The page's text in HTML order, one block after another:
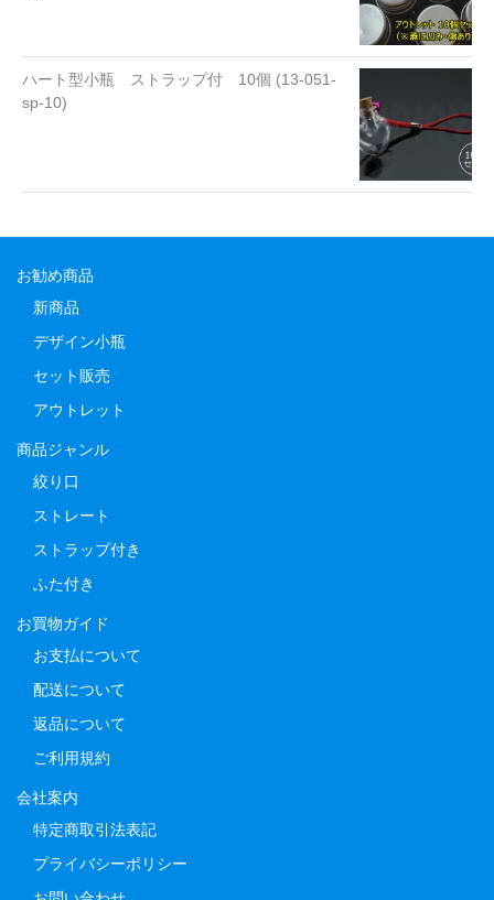
ハート型小瓶 ストラップ付 10個 (13-051-
sp-10)
お勧め商品
新商品
デザイン小瓶
セット販売
アウトレット
商品ジャンル
絞り口
ストレート
ストラップ付き
ふた付き
お買物ガイド
お支払について
配送について
返品について
ご利用規約
会社案内
特定商取引法表記
プライバシーポリシー